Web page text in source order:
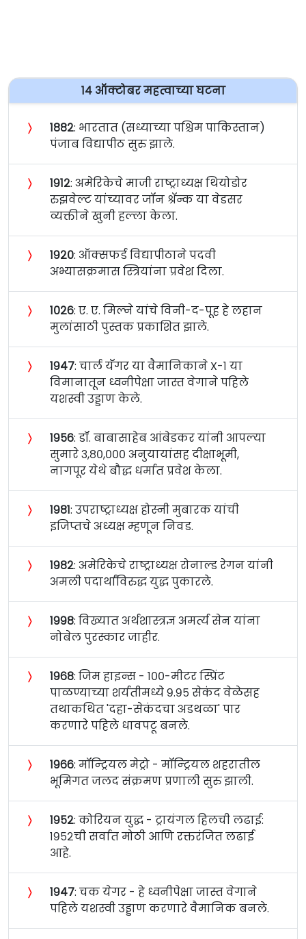
१४ ऑक्टोबर महत्वाच्या घटना
〉 १८८२: भारतात (सध्याच्या पश्चिम पाकिस्तान)
पंजाब विद्यापीठ सुरु झाले.
〉 १९१२: अमेरिकेचे माजी राष्ट्राध्यक्ष थियोडोर
रुझवेल्ट यांच्यावर जॉन श्रॅन्क या वेडसर
व्यक्तीने खुनी हल्ला केला.
〉 १९२०: ऑक्सफर्ड विद्यापीठाने पदवी
अभ्यासक्रमास स्त्रियांना प्रवेश दिला.
〉 १०२६: ए. ए. मिल्ने यांचे विनी-द-पूह हे लहान
मुलांसाठी पुस्तक प्रकाशित झाले.
〉 १९४७: चार्ल यॅगर या वैमानिकाने X-१ या
विमानातून ध्वनीपेक्षा जास्त वेगाने पहिले
यशस्वी उड्डाण केले.
〉 १९५६: डॉ. बाबासाहेब आंबेडकर यांनी आपल्या
सुमारे ३,८०,००० अनुयायांसह दीक्षाभूमी,
नागपूर येथे बौद्ध धर्मात प्रवेश केला.
〉 १९८१: उपराष्ट्राध्यक्ष होस्नी मुबारक यांची
इजिप्तचे अध्यक्ष म्हणून निवड.
〉 १९८२: अमेरिकेचे राष्ट्राध्यक्ष रोनाल्ड रेगन यांनी
अमली पदार्थांविरुद्ध युद्ध पुकारले.
〉 १९९८: विख्यात अर्थशास्त्रज्ञ अमर्त्य सेन यांना
नोबेल पुरस्कार जाहीर.
〉 १९६८: जिम हाइन्स - १००-मीटर स्प्रिंट
पाळण्याच्या शर्यतीमध्ये ९.९५ सेकंद वेळेसह
तथाकथित 'दहा-सेकंदचा अडथळा' पार
करणारे पहिले धावपटू बनले.
〉 १९६६: मॉन्ट्रियल मेट्रो - मॉन्ट्रियल शहरातील
भूमिगत जलद संक्रमण प्रणाली सुरु झाली.
〉 १९५२: कोरियन युद्ध - ट्रायंगल हिलची लढाई:
१९५२ची सर्वात मोठी आणि रक्तरंजित लढाई
आहे.
〉 १९४७: चक येगर - हे ध्वनीपेक्षा जास्त वेगाने
पहिले यशस्वी उड्डाण करणारे वैमानिक बनले.